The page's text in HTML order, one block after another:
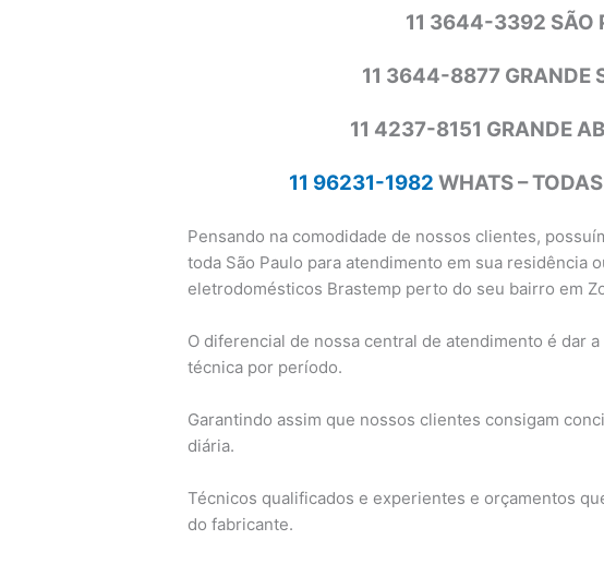
11 3644-3392 SÃO
11 3644-8877 GRANDE
11 4237-8151 GRANDE
11 96231-1982 WHATS –
Pensando na comodidade de nossos clientes,
toda São Paulo para atendimento em sua residência
eletrodomésticos Brastemp perto do seu bairro em
O diferencial de nossa central de atendimento é dar
técnica por período.
Garantindo assim que nossos clientes consigam
diária.
Técnicos qualificados e experientes e orçamentos
do fabricante.